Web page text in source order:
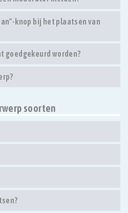
knop bij het plaatsen van
goedgekeurd worden?
soorten